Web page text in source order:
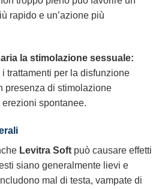
rapido e un’azione più
la stimolazione sessuale:
i trattamenti per la disfunzione
presenza di stimolazione
spontanee.
Levitra Soft può causare effetti
siano generalmente lievi e
mal di testa, vampate di